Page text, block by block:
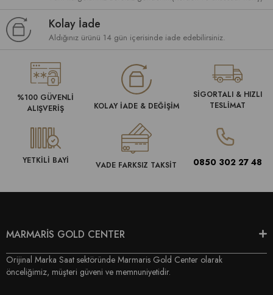
Kolay İade
Aldığınız ürünü 14 gün içerisinde iade edebilirsiniz.
%100 GÜVENLİ
ALIŞVERİŞ
KOLAY İADE & DEĞİŞİM
SİGORTALI & HIZLI
TESLİMAT
YETKİLİ BAYİ VADE FARKSIZ TAKSİT 0850 302 27 48
MARMARİS GOLD CENTER
Orijinal Marka Saat sektöründe Marmaris Gold Center olarak
önceliğimiz, müşteri güveni ve memnuniyetidir.